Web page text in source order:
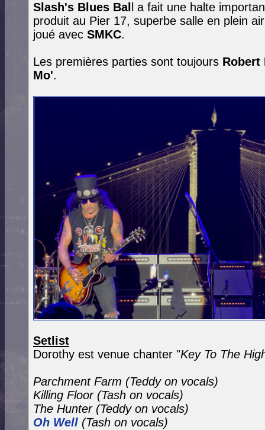
Slash's Blues Bal
l a fait une halte
produit au Pier 17, superbe salle en plein
joué avec SMKC.
Les premières parties sont toujours Robert
Mo'.
Setlist
Dorothy est venue chanter "Key To The
Parchment Farm (Teddy on vocals)
Killing Floor (Tash on vocals)
The Hunter (Teddy on vocals)
Oh Well (Tash on vocals)